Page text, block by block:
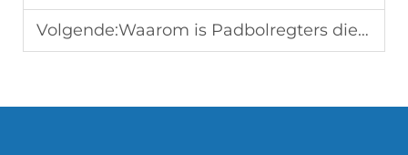
Volgende:Waarom is Padbolregters die Volgende Groot Tendens in Sporgelegenhede?